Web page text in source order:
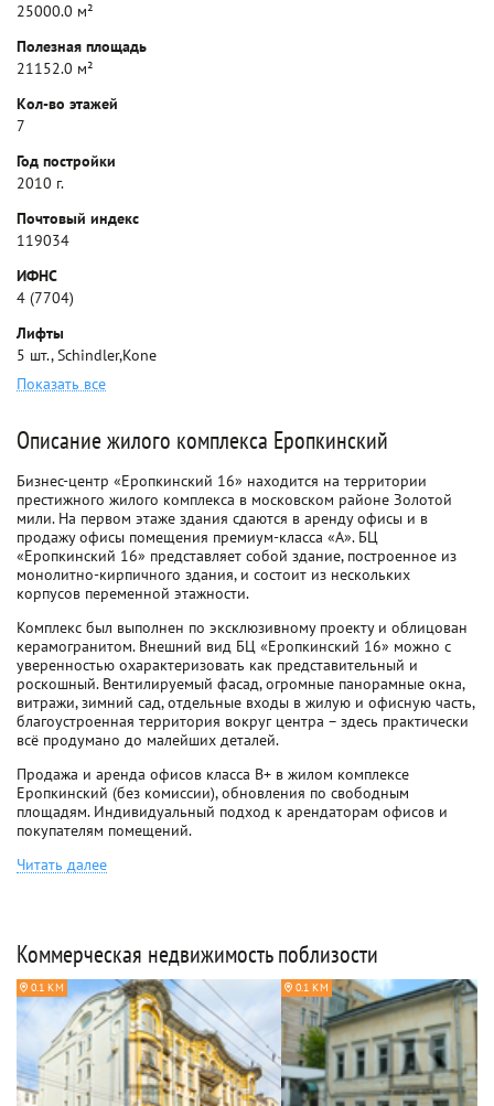
25000.0 м²
Полезная площадь
21152.0 м²
Кол-во этажей
7
Год постройки
2010 г.
Почтовый индекс
119034
ИФНС
4 (7704)
Лифты
5 шт., Schindler,Kone
Показать все
Описание жилого комплекса Еропкинский
Бизнес-центр «Еропкинский 16» находится на территории
престижного жилого комплекса в московском районе Золотой
мили. На первом этаже здания сдаются в аренду офисы и в
продажу офисы помещения премиум-класса «A». БЦ
«Еропкинский 16» представляет собой здание, построенное из
монолитно-кирпичного здания, и состоит из нескольких
корпусов переменной этажности.
Комплекс был выполнен по эксклюзивному проекту и облицован
керамогранитом. Внешний вид БЦ «Еропкинский 16» можно с
уверенностью охарактеризовать как представительный и
роскошный. Вентилируемый фасад, огромные панорамные окна,
витражи, зимний сад, отдельные входы в жилую и офисную часть,
благоустроенная территория вокруг центра – здесь практически
всё продумано до малейших деталей.
Продажа и аренда офисов класса B+ в жилом комплексе
Еропкинский (без комиссии), обновления по свободным
площадям. Индивидуальный подход к арендаторам офисов и
покупателям помещений.
Читать далее
Коммерческая недвижимость поблизости
0.1 КМ 0.1 КМ